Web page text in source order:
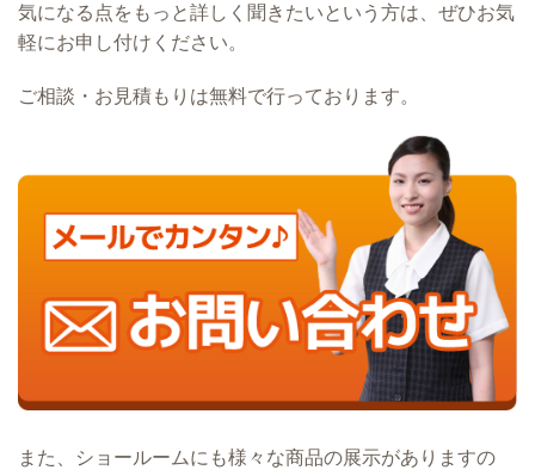
気になる点をもっと詳しく聞きたいという方は、ぜひお気
軽にお申し付けください。
ご相談・お見積もりは無料で行っております。
また、ショールームにも様々な商品の展示がありますの